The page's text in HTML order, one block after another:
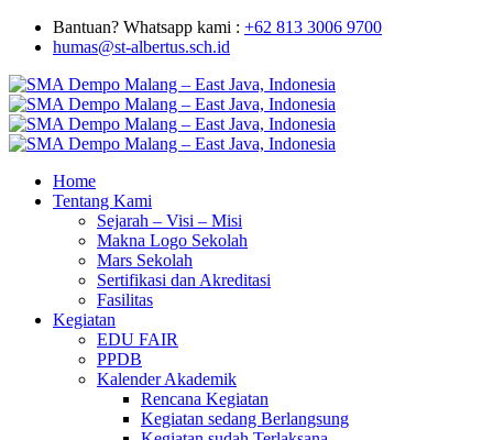
Bantuan? Whatsapp kami : +62 813 3006 9700
humas@st-albertus.sch.id
Home
Tentang Kami
Sejarah – Visi – Misi
Makna Logo Sekolah
Mars Sekolah
Sertifikasi dan Akreditasi
Fasilitas
Kegiatan
EDU FAIR
PPDB
Kalender Akademik
Rencana Kegiatan
Kegiatan sedang Berlangsung